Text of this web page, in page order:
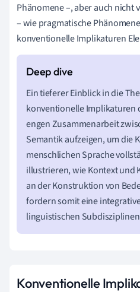
Phänomene –, aber auch
– wie pragmatische
konventionelle Implikaturen
Ein tieferer Einblick in die
konventionelle Implikaturen
engen Zusammenarbeit
Semantik aufzeigen, um die
menschlichen Sprache
illustrieren, wie Kontext und
an der Konstruktion von
fordern somit eine
linguistischen
Konventionelle